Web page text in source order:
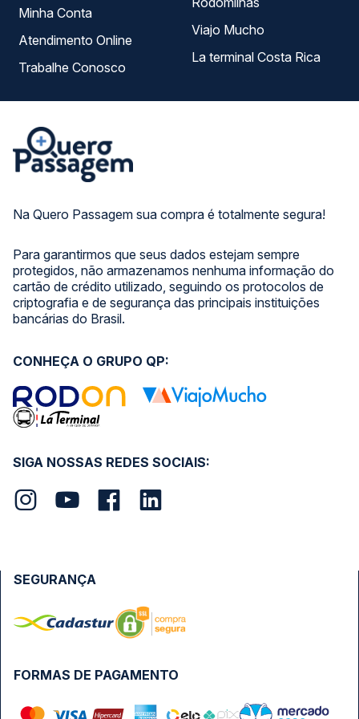
Na Quero Passagem sua compra é totalmente segura!
Para garantirmos que seus dados estejam sempre
protegidos, não armazenamos nenhuma informação do
cartão de crédito utilizado, seguindo os protocolos de
criptografia e de segurança das principais instituições
bancárias do Brasil.
Minha Conta
Atendimento Online
Trabalhe Conosco
Viajo Mucho
La terminal Costa Rica
SIGA NOSSAS REDES SOCIAIS:
CONHEÇA O GRUPO QP:
FORMAS DE PAGAMENTO
SEGURANÇA